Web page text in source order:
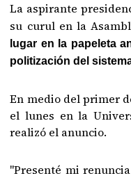
La aspirante
su curul en la
lugar en la papeleta
politización del
En medio del primer
el lunes en la
realizó el anuncio.
"Presenté mi